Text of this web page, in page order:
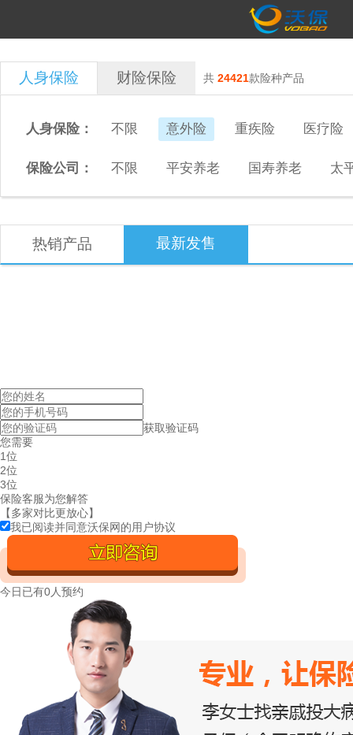
人身保险 财险保险 共 24421款险种产品
人身保险： 不限 意外险 重疾险 医疗险
保险公司： 不限 平安养老 国寿养老 太
热销产品 最新发售
获取验证码
您需要
1位
2位
3位
保险客服为您解答
【多家对比更放心】
我已阅读并同意沃保网的用户协议
今日已有0人预约